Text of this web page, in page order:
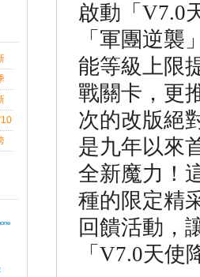
啟動「 V7.0
「軍團逆
能等級上限
戰關卡，更
次的改版絕
是九年以來
全新魔力！
種的限定精
回饋活動，
「 V7.0天使